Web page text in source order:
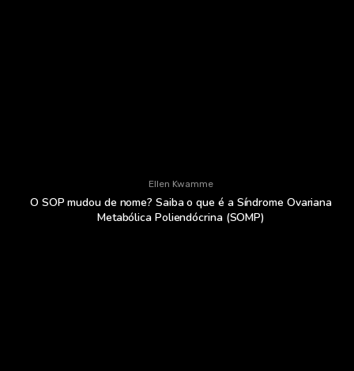
Ellen Kwamme
O SOP mudou de nome? Saiba o que é a Síndrome Ovariana
Metabólica Poliendócrina (SOMP)